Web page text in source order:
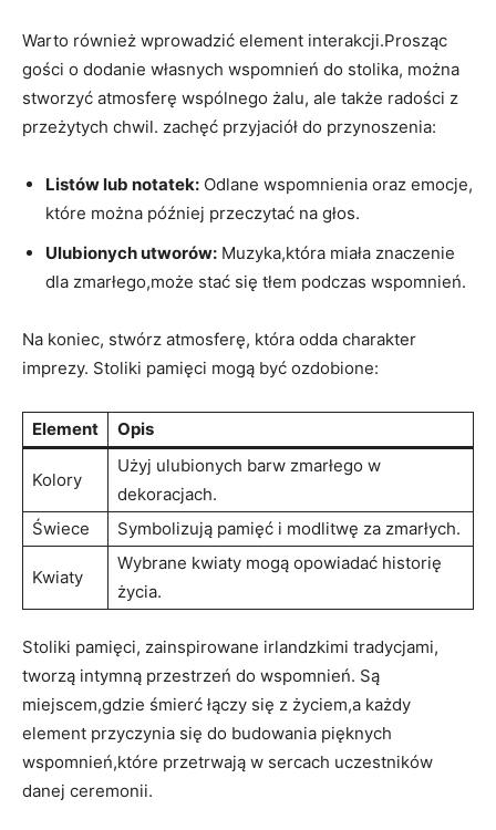
Warto również wprowadzić element interakcji.Prosząc
gości o dodanie własnych wspomnień do stolika, można
stworzyć atmosferę wspólnego żalu, ale także radości z
przeżytych chwil. zachęć przyjaciół do przynoszenia:
Listów lub notatek: Odlane wspomnienia oraz emocje,
które można później przeczytać na głos.
Ulubionych utworów: Muzyka,która miała znaczenie
dla zmarłego,może stać się tłem podczas wspomnień.
Na koniec, stwórz atmosferę, która odda charakter
imprezy. Stoliki pamięci mogą być ozdobione:
Element Opis
Kolory
Użyj ulubionych barw zmarłego w
dekoracjach.
Świece
Symbolizują pamięć i modlitwę za zmarłych.
Kwiaty
Wybrane kwiaty mogą opowiadać historię
życia.
Stoliki pamięci, zainspirowane irlandzkimi tradycjami,
tworzą intymną przestrzeń do wspomnień. Są
miejscem,gdzie śmierć łączy się z życiem,a każdy
element przyczynia się do budowania pięknych
wspomnień,które przetrwają w sercach uczestników
danej ceremonii.